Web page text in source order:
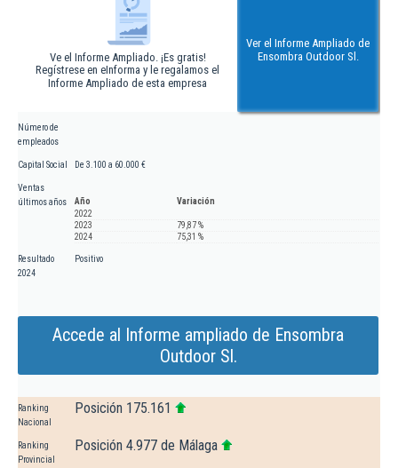
Ve el Informe Ampliado. ¡Es gratis!
Regístrese en eInforma y le regalamos el
Informe Ampliado de esta empresa
Ver el Informe Ampliado de
Ensombra Outdoor Sl.
Número de
empleados
Capital Social De 3.100 a 60.000 €
Ventas
últimos años
Año
Variación
2022
2023
79,87 %
2024
75,31 %
Resultado
2024
Positivo
Accede al Informe ampliado de Ensombra
Outdoor Sl.
Ranking
Nacional
Posición 175.161
Ranking
Provincial
Posición 4.977 de Málaga